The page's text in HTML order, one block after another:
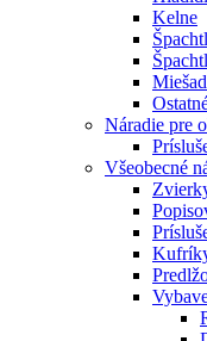
Kelne
Náradie pre
Všeobecné